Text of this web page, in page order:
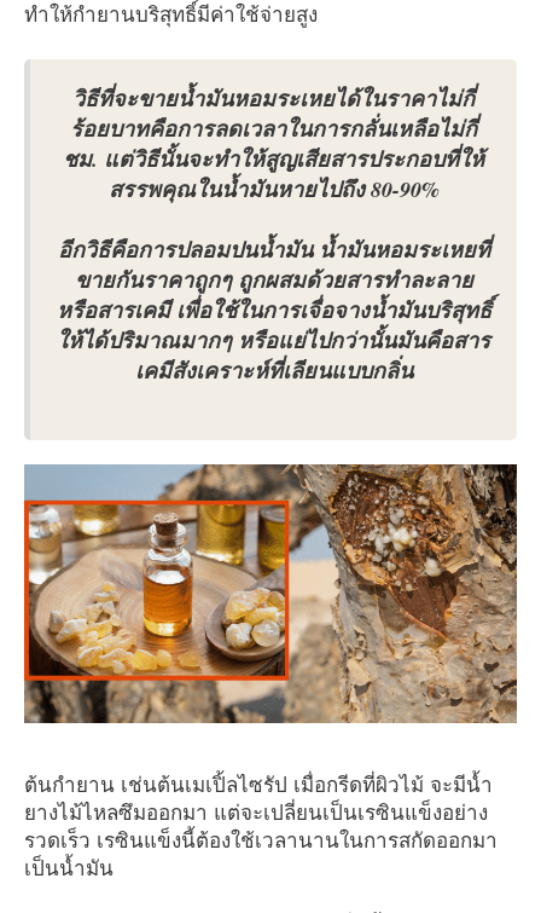
ทำให้กำยานบริสุทธิ์มีค่าใช้จ่ายสูง
วิธีที่จะขายน้ำมันหอมระเหยได้ในราคาไม่กี่
ร้อยบาทคือการลดเวลาในการกลั่นเหลือไม่กี่
ชม. แต่วิธีนั้นจะทำให้สูญเสียสารประกอบที่ให้
สรรพคุณในน้ำมันหายไปถึง 80-90%
อีกวิธีคือการปลอมปนน้ำมัน น้ำมันหอมระเหยที่
ขายกันราคาถูกๆ ถูกผสมด้วยสารทำละลาย
หรือสารเคมี เพื่อใช้ในการเจื่อจางน้ำมันบริสุทธิ์
ให้ได้ปริมาณมากๆ หรือแย่ไปกว่านั้นมันคือสาร
เคมีสังเคราะห์ที่เลียนแบบกลิ่น
ต้นกำยาน เช่นต้นเมเปิ้ลไซรัป เมื่อกรีดที่ผิวไม้ จะมีน้ำ
ยางไม้ไหลซึมออกมา แต่จะเปลี่ยนเป็นเรซินแข็งอย่าง
รวดเร็ว เรซินแข็งนี้ต้องใช้เวลานานในการสกัดออกมา
เป็นน้ำมัน